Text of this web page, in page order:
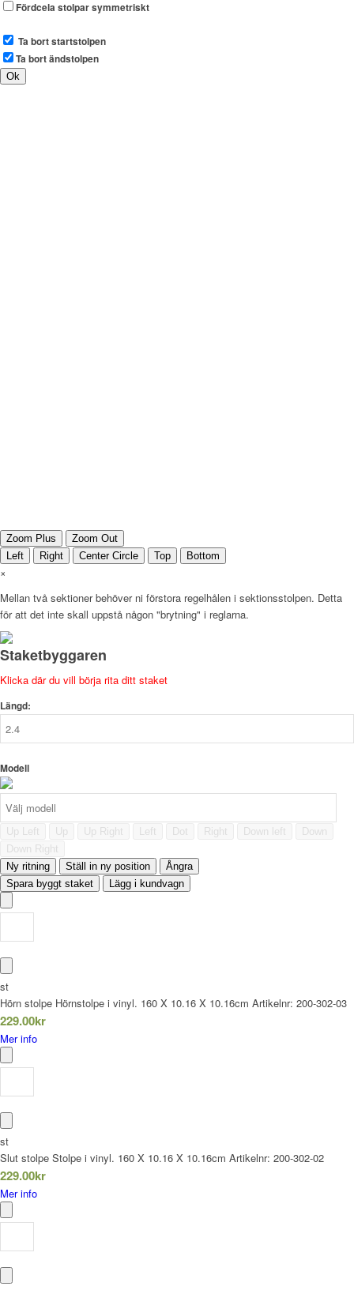
Fördcela stolpar symmetriskt
Ta bort startstolpen
Ta bort ändstolpen
Zoom Plus
Zoom Out
Left
Right Center Circle Top Bottom
×
Mellan två sektioner behöver ni förstora regelhålen i sektionsstolpen. Detta
för att det inte skall uppstå någon "brytning" i reglarna.
Staketbyggaren
Klicka där du vill börja rita ditt staket
Längd:
Modell
Up Left Up Up Right Left Dot Right Down left
Down
Down Right
Ny ritning
Ställ in ny position
Ångra
Spara byggt staket
Lägg i kundvagn
st
Hörn stolpe Hörnstolpe i vinyl. 160 X 10.16 X 10.16cm Artikelnr: 200-302-03
229.00kr
Mer info
st
Slut stolpe Stolpe i vinyl. 160 X 10.16 X 10.16cm Artikelnr: 200-302-02
229.00kr
Mer info